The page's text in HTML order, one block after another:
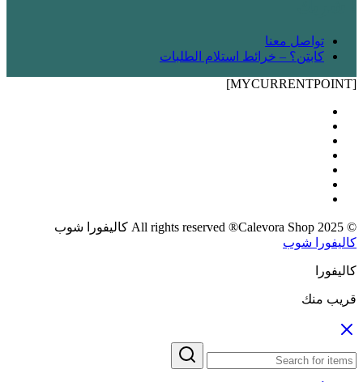
تواصل معنا
كابتن؟ – خرائط استلام الطلبات
[MYCURRENTPOINT]
© 2025 All rights reserved ®Calevora Shop كاليفورا شوب
كاليفورا شوب
كاليفورا
قريب منك